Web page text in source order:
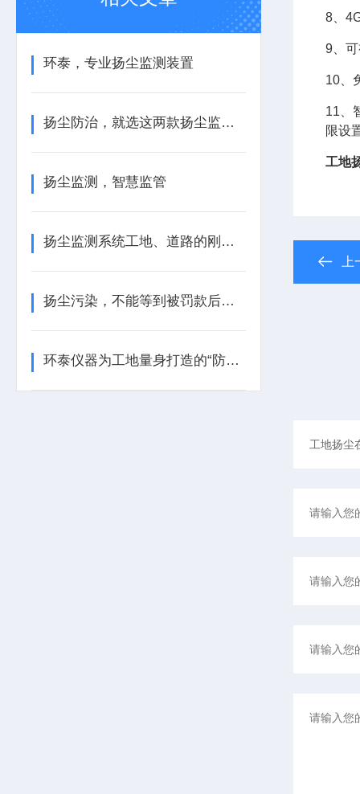
环泰，专业扬尘监测装置
扬尘防治，就选这两款扬尘监测装置
扬尘监测，智慧监管
扬尘监测系统工地、道路的刚需设备
扬尘污染，不能等到被罚款后才后悔
环泰仪器为工地量身打造的“防尘金盾”
8、
9、
10、
11、
限设
工地